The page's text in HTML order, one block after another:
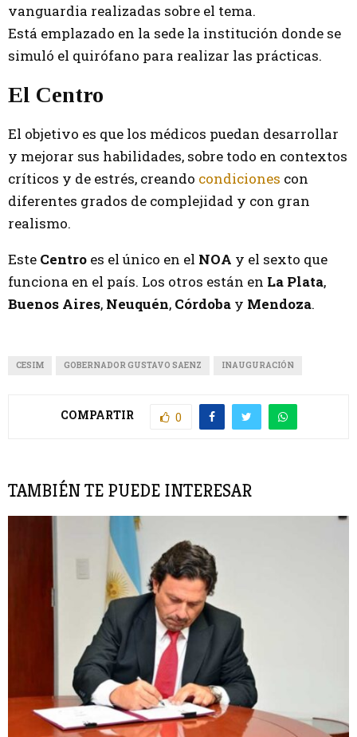
vanguardia realizadas sobre el tema.
Está emplazado en la sede la institución donde se
simuló el quirófano para realizar las prácticas.
El Centro
El objetivo es que los médicos puedan desarrollar
y mejorar sus habilidades, sobre todo en contextos
críticos y de estrés, creando condiciones con
diferentes grados de complejidad y con gran
realismo.
Este Centro es el único en el NOA y el sexto que
funciona en el país. Los otros están en La Plata,
Buenos Aires, Neuquén, Córdoba y Mendoza.
CESIM GOBERNADOR GUSTAVO SAENZ INAUGURACIÓN
COMPARTIR 0
TAMBIÉN TE PUEDE INTERESAR